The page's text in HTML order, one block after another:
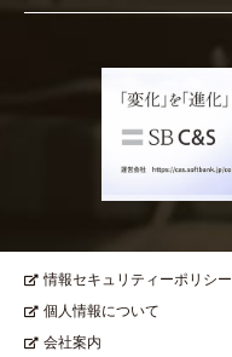
情報セキュリティーポリシー
個人情報について
会社案内